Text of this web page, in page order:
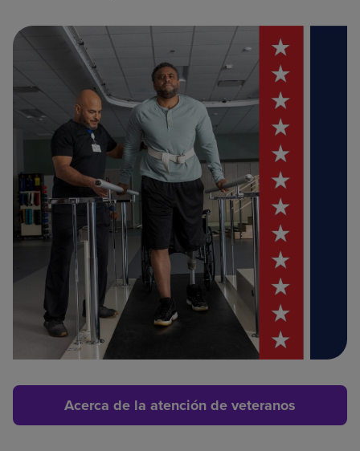
Acerca de la atención de veteranos